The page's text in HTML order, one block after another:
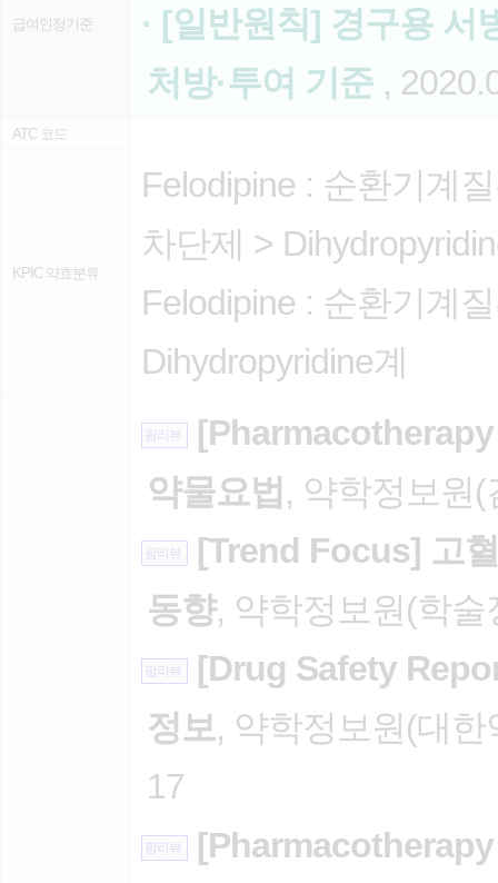
급여인정기준
· [일반원칙] 경구용 서
처방·투여 기준 ,
ATC 코드
KPIC 약효분류
Felodipine : 순환기계
차단제 >
Felodipine : 순환기계
Dihydropyridine계
팜리뷰
약물요법 , 약학정보원
팜리뷰
[Trend Focus] 고
동향, 약학정보원(학
팜리뷰
[Drug Safety
정보, 약학정보원(대
17
팜리뷰